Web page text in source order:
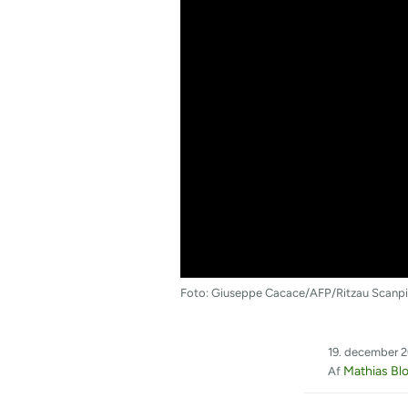
Foto: Giuseppe Cacace/AFP/Ritzau
19. december
Af Mathias